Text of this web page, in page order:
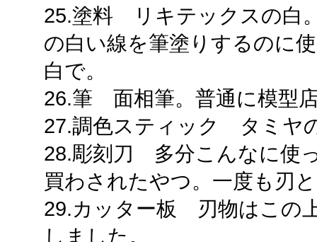
25.塗料 リキテックスの白
の白い線を筆塗りするのに
白で。
26.筆 面相筆。普通に模型
27.調色スティック タミヤ
28.彫刻刀 多分こんなに使
買わされたやつ。一度も刃
29.カッター板 刃物はこの
しました。